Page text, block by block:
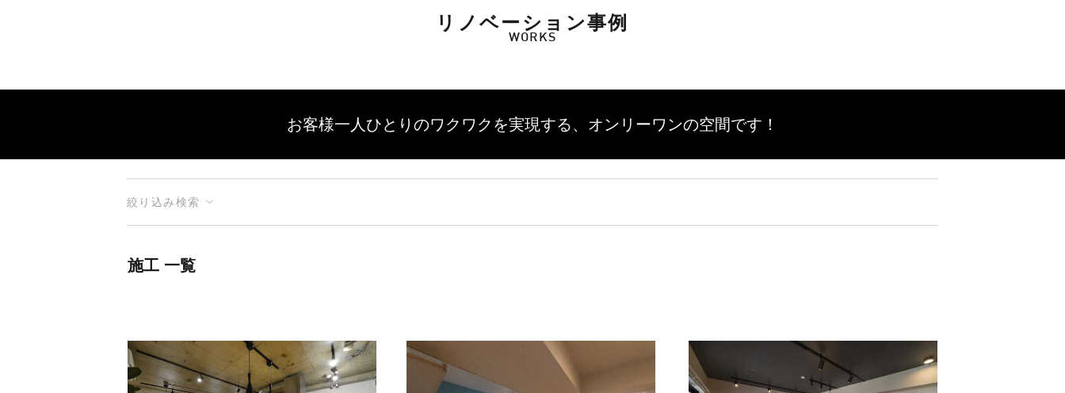
リノベーション事例
WORKS
お客様一人ひとりのワクワクを実現する、 オンリーワンの空間です！
絞り込み検索
施工 一覧